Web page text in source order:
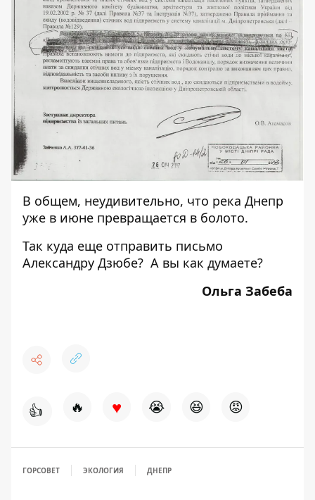
В общем, неудивительно, что река Днепр
уже в июне превращается в болото.
Так куда еще отправить письмо
Александру Дзюбе? А вы как думаете?
Ольга Забеба
👍 🔥 ♥ 😭 😆 😡
ГОРСОВЕТ ЭКОЛОГИЯ ДНЕПР